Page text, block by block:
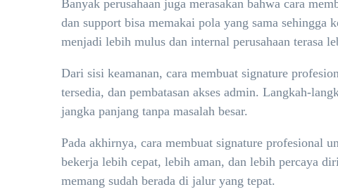
Banyak perusahaan juga merasakan bahwa cara
dan support bisa memakai pola yang sama sehingga
menjadi lebih mulus dan internal perusahaan terasa
Dari sisi keamanan, cara membuat signature
tersedia, dan pembatasan akses admin. Langkah-
jangka panjang tanpa masalah besar.
Pada akhirnya, cara membuat signature profesional
bekerja lebih cepat, lebih aman, dan lebih percaya
memang sudah berada di jalur yang tepat.